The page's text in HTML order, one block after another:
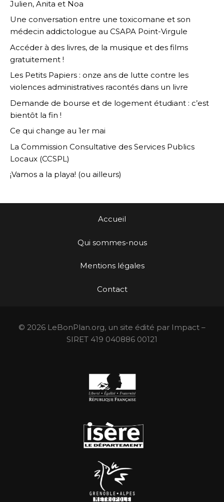
Julien, Anita et Noa
Une conversation entre une toxicomane et son
médecin addictologue au CSAPA Point-Virgule
Accéder à des livres, de la musique et des films
gratuitement !
Les Petits Papiers : onze ans de lutte contre les
violences administratives racontés dans un livre
Demande de bourse et de logement étudiant : c’est
bientôt la fin !
Ce qui change au 1er mai
La Commission Consultative des Services Publics
Locaux (CCSPL)
¡Vamos a la playa! (ou ailleurs)
Accueil
Qui sommes-nous
Mentions légales
Contact
© 2026 LeBonPlan.org, un site édité par Impact –
SIRET 419 040886 00121